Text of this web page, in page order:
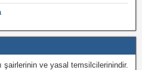
şairlerinin ve yasal temsilcilerinindir.